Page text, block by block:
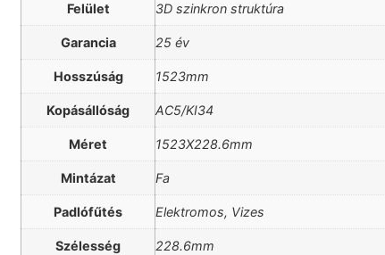
Felület 3D szinkron struktúra
Garancia 25 év
Hosszúság 1523mm
Kopásállóság AC5/KI34
Méret 1523X228.6mm
Mintázat Fa
Padlófűtés Elektromos, Vizes
Szélesség 228.6mm